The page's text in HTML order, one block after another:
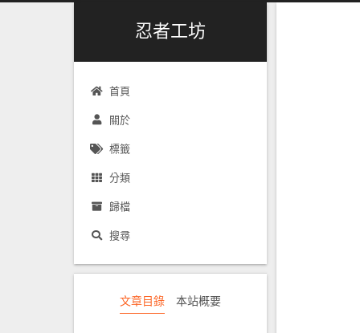
忍者工坊
首頁
關於
標籤
分類
歸檔
搜尋
文章目錄 本站概要